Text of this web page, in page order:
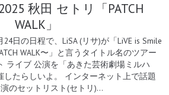
秋田 セトリ「PATCH
WALK」
24日の日程で、LiSA (リサ)が「LiVE is Smile
WALK〜」と言うタイトル名のツアー
ライブ 公演を「あきた芸術劇場ミルハ
したらしいよ。 インターネット上で話題
のセットリスト(セトリ)…